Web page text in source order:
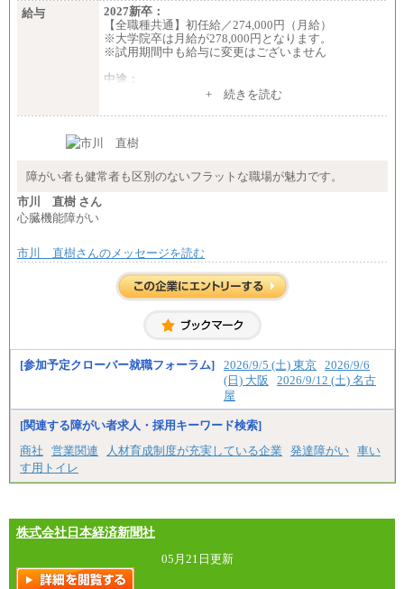
給与
2027新卒：
【全職種共通】初任給／274,000円（月給）
※大学院卒は月給が278,000円となります。
※試用期間中も給与に変更はございません
中途：
（１）～（４）274,000円（月給）～
※経験・年齢などを考慮のうえ、当社規程により優
※業務内容・勤務形態に応じて、上記給与の範囲内
※試用期間中も給与に変更はございません
+ 続きを読む
障がい者も健常者も区別のないフラットな職場が魅力です。
市川 直樹 さん
心臓機能障がい
市川 直樹さんのメッセージを読む
[参加予定クローバー就職フォーラム] 2026/9/5 (土) 東京 2026/9/6
(日) 大阪
2026/9/12 (土) 名古
屋
[関連する障がい者求人・採用キーワード検索]
商社
営業関連 人材育成制度が充実している企業 発達障がい 車い
す用トイレ
株式会社日本経済新聞社
05月21日更新